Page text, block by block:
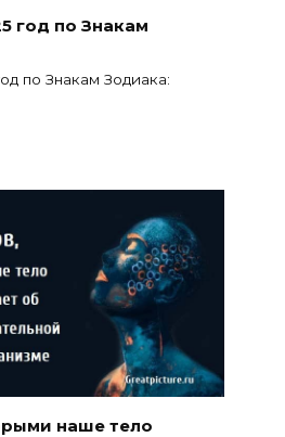
год по Знакам
по Знакам Зодиака:
наше тело